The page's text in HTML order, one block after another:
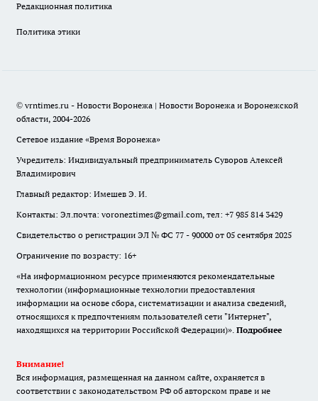
Редакционная политика
Политика этики
© vrntimes.ru - Новости Воронежа | Новости Воронежа и Воронежской
области, 2004-2026
Сетевое издание «Время Воронежа»
Учредитель: Индивидуальный предприниматель Суворов Алексей
Владимирович
Главный редактор: Имешев Э. И.
Контакты: Эл.почта: voroneztimes@gmail.com, тел: +7 985 814 3429
Свидетельство о регистрации ЭЛ № ФС 77 - 90000 от 05 сентября 2025
Ограничение по возрасту: 16+
«На информационном ресурсе применяются рекомендательные
технологии (информационные технологии предоставления
информации на основе сбора, систематизации и анализа сведений,
относящихся к предпочтениям пользователей сети "Интернет",
находящихся на территории Российской Федерации)». Подробнее
Внимание!
Вся информация, размещенная на данном сайте, охраняется в
соответствии с законодательством РФ об авторском праве и не